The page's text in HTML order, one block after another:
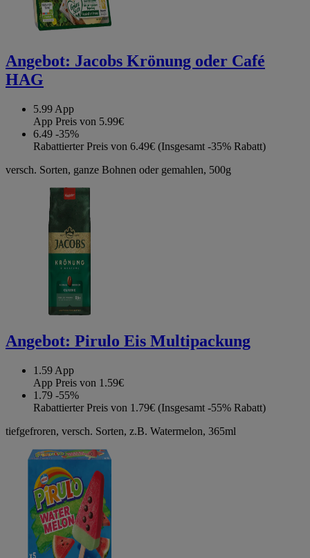
Angebot: Jacobs Krönung oder Café
HAG
5.99 App
App Preis von 5.99€
6.49 -35%
Rabattierter Preis von 6.49€ (Insgesamt -35% Rabatt)
versch. Sorten, ganze Bohnen oder gemahlen, 500g
Angebot: Pirulo Eis Multipackung
1.59 App
App Preis von 1.59€
1.79 -55%
Rabattierter Preis von 1.79€ (Insgesamt -55% Rabatt)
tiefgefroren, versch. Sorten, z.B. Watermelon, 365ml